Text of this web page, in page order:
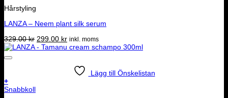
Hårstyling
LANZA – Neem plant silk serum
329.00kr Det
ursprungliga
299.00 krDet
nuvarande
299.00 kr.
inkl. moms
Lägg till Önskelistan
+
Snabbkoll